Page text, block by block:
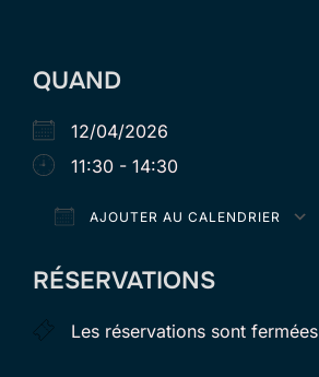
QUAND
12/04/2026
11:30 - 14:30
AJOUTER AU CALENDRIER
RÉSERVATIONS
Les réservations sont fermées